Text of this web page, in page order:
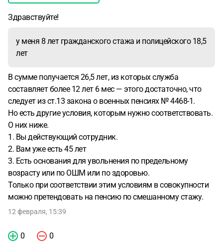
Здравствуйте!
у меня 8 лет гражданского стажа и полицейского 18,5
лет
В сумме получается 26,5 лет, из которых служба
составляет более 12 лет 6 мес — этого достаточно, что
следует из ст.13 закона о военных пенсиях № 4468-1.
Но есть другие условия, которым нужно соответствовать.
О них ниже.
1. Вы действующий сотрудник.
2. Вам уже есть 45 лет
3. Есть основания для увольнения по предельному
возрасту или по ОШМ или по здоровью.
Только при соответствии этим условиям в совокупности
можно претендовать на пенсию по смешанному стажу.
12 февраля, 15:39
0 0